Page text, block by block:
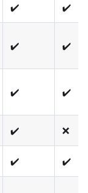
✔️ ✔️
✔️ ✔️
✔️ ✔️
✔️ ❌
✔️ ✔️